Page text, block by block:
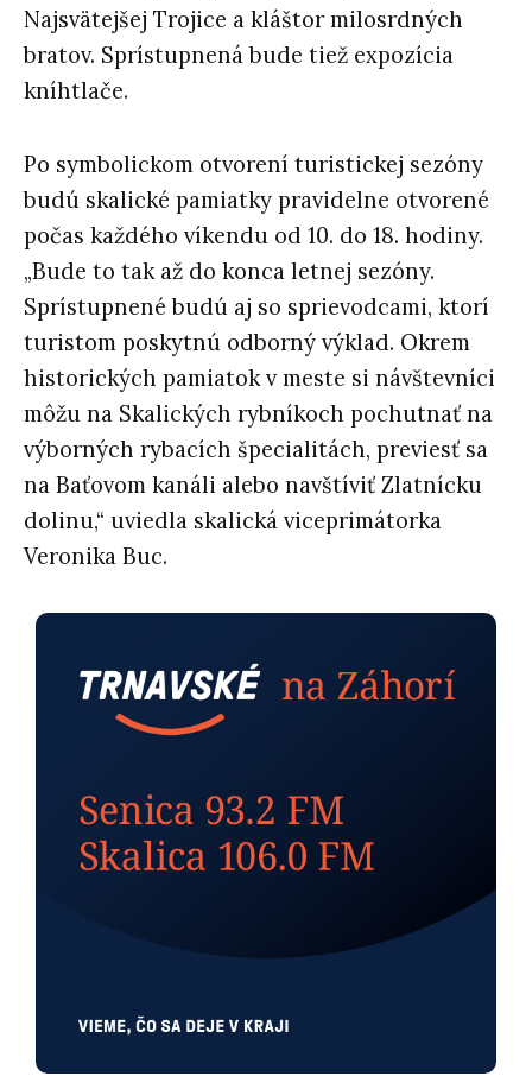
Najsvätejšej Trojice a kláštor milosrdných
bratov. Sprístupnená bude tiež expozícia
kníhtlače.
Po symbolickom otvorení turistickej sezóny
budú skalické pamiatky pravidelne otvorené
počas každého víkendu od 10. do 18. hodiny.
„Bude to tak až do konca letnej sezóny.
Sprístupnené budú aj so sprievodcami, ktorí
turistom poskytnú odborný výklad. Okrem
historických pamiatok v meste si návštevníci
môžu na Skalických rybníkoch pochutnať na
výborných rybacích špecialitách, previesť sa
na Baťovom kanáli alebo navštíviť Zlatnícku
dolinu,“ uviedla skalická viceprimátorka
Veronika Buc.